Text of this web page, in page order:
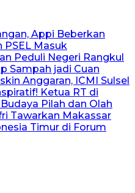
Appi Beberkan
PSEL Masuk
Peduli Negeri Rangkul
Sampah jadi Cuan
Anggaran, ICMI Sulsel
Ketua RT di
Pilah dan Olah
Tawarkan Makassar
Timur di Forum